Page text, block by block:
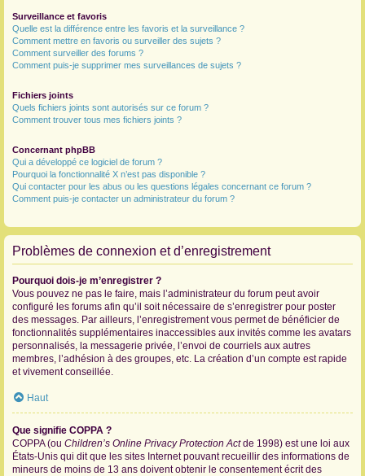
Surveillance et favoris
Quelle est la différence entre les favoris et la surveillance ?
Comment mettre en favoris ou surveiller des sujets ?
Comment surveiller des forums ?
Comment puis-je supprimer mes surveillances de sujets ?
Fichiers joints
Quels fichiers joints sont autorisés sur ce forum ?
Comment trouver tous mes fichiers joints ?
Concernant phpBB
Qui a développé ce logiciel de forum ?
Pourquoi la fonctionnalité X n’est pas disponible ?
Qui contacter pour les abus ou les questions légales concernant ce forum ?
Comment puis-je contacter un administrateur du forum ?
Problèmes de connexion et d’enregistrement
Pourquoi dois-je m’enregistrer ?
Vous pouvez ne pas le faire, mais l’administrateur du forum peut avoir
configuré les forums afin qu’il soit nécessaire de s’enregistrer pour poster
des messages. Par ailleurs, l’enregistrement vous permet de bénéficier de
fonctionnalités supplémentaires inaccessibles aux invités comme les avatars
personnalisés, la messagerie privée, l’envoi de courriels aux autres
membres, l’adhésion à des groupes, etc. La création d’un compte est rapide
et vivement conseillée.
Haut
Que signifie COPPA ?
COPPA (ou Children’s Online Privacy Protection Actde 1998) est une loi aux
États-Unis qui dit que les sites Internet pouvant recueillir des informations de
mineurs de moins de 13 ans doivent obtenir le consentement écrit des